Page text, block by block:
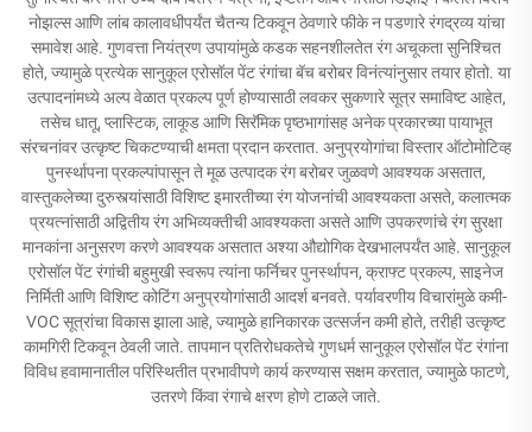
नोझल्स आणि लांब कालावधीपर्यंत चैतन्य टिकवून ठेवणारे फीके न पडणारे रंगद्रव्य यांचा
समावेश आहे. गुणवत्ता नियंत्रण उपायांमुळे कडक सहनशीलतेत रंग अचूकता सुनिश्चित
होते, ज्यामुळे प्रत्येक सानुकूल एरोसॉल पेंट रंगांचा बॅच बरोबर विनंत्यांनुसार तयार होतो. या
उत्पादनांमध्ये अल्प वेळात प्रकल्प पूर्ण होण्यासाठी लवकर सुकणारे सूत्र समाविष्ट आहेत,
तसेच धातू, प्लास्टिक, लाकूड आणि सिरॅमिक पृष्ठभागांसह अनेक प्रकारच्या पायाभूत
संरचनांवर उत्कृष्ट चिकटण्याची क्षमता प्रदान करतात. अनुप्रयोगांचा विस्तार ऑटोमोटिव्ह
पुनर्स्थापना प्रकल्पांपासून ते मूळ उत्पादक रंग बरोबर जुळवणे आवश्यक असतात,
वास्तुकलेच्या दुरुस्त्यांसाठी विशिष्ट इमारतीच्या रंग योजनांची आवश्यकता असते, कलात्मक
प्रयत्नांसाठी अद्वितीय रंग अभिव्यक्तीची आवश्यकता असते आणि उपकरणांचे रंग सुरक्षा
मानकांना अनुसरण करणे आवश्यक असतात अश्या औद्योगिक देखभालपर्यंत आहे. सानुकूल
एरोसॉल पेंट रंगांची बहुमुखी स्वरूप त्यांना फर्निचर पुनर्स्थापन, क्राफ्ट प्रकल्प, साइनेज
निर्मिती आणि विशिष्ट कोटिंग अनुप्रयोगांसाठी आदर्श बनवते. पर्यावरणीय विचारांमुळे कमी-
VOC सूत्रांचा विकास झाला आहे, ज्यामुळे हानिकारक उत्सर्जन कमी होते, तरीही उत्कृष्ट
कामगिरी टिकवून ठेवली जाते. तापमान प्रतिरोधकतेचे गुणधर्म सानुकूल एरोसॉल पेंट रंगांना
विविध हवामानातील परिस्थितीत प्रभावीपणे कार्य करण्यास सक्षम करतात, ज्यामुळे फाटणे,
उतरणे किंवा रंगाचे क्षरण होणे टाळले जाते.